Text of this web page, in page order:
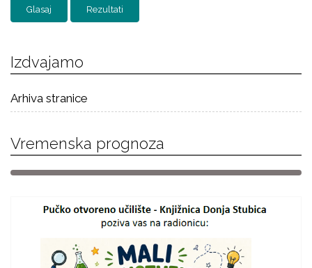
Rezultati
Izdvajamo
Arhiva stranice
Vremenska prognoza